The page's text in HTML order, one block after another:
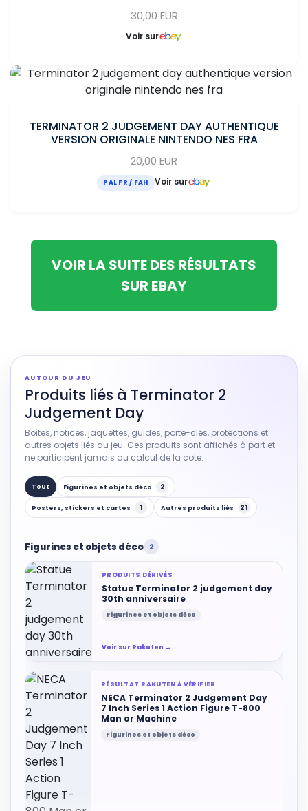
30,00 EUR
Voir sur
TERMINATOR 2 JUDGEMENT DAY AUTHENTIQUE
VERSION ORIGINALE NINTENDO NES FRA
20,00 EUR
PAL FR / FAH Voir sur
VOIR LA SUITE DES RÉSULTATS
SUR EBAY
AUTOUR DU JEU
Produits liés à Terminator 2
Judgement Day
Boîtes, notices, jaquettes, guides, porte-clés, protections et
autres objets liés au jeu. Ces produits sont affichés à part et
ne participent jamais au calcul de la cote.
Tout Figurines et objets déco 2
Posters, stickers et cartes 1 Autres produits liés 21
Figurines et objets déco 2
PRODUITS DÉRIVÉS
Statue Terminator 2 judgement day
30th anniversaire
Figurines et objets déco
Voir sur Rakuten →
RÉSULTAT RAKUTEN À VÉRIFIER
NECA Terminator 2 Judgement Day
7 Inch Series 1 Action Figure T-800
Man or Machine
Figurines et objets déco